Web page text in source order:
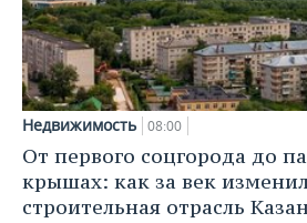
Недвижимость 08:00
От первого соцгорода до
крышах: как за век
строительная отрасль